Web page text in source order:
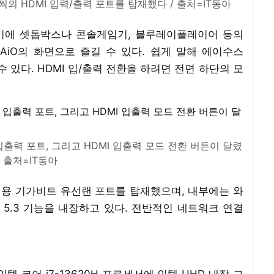
의 HDMI 입력/츨력 포트를 탑재했다 / 출처=IT동아
셋톱박스나 콘솔게임기, 블루레이플레이어 등의
의 화면으로 즐길 수 있다. 쉽게 말해 에이수스
있다. HDMI 입/출력 전환을 하려면 전면 하단의 모
력 포트, 그리고 HDMI 입출력 모드 전환 버튼이 달렸
처=IT동아
기가비트 유선랜 포트를 탑재했으며, 내부에는 와
기능을 내장하고 있다. 전반적인 네트워크 연결